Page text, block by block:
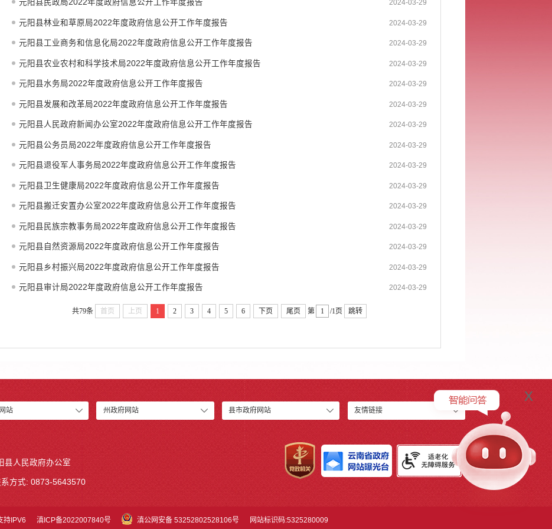
元阳县民政局2022年度政府信息公开工作年度报告 2024-03-29
元阳县林业和草原局2022年度政府信息公开工作年度报告 2024-03-29
元阳县工业商务和信息化局2022年度政府信息公开工作年度报告 2024-03-29
元阳县农业农村和科学技术局2022年度政府信息公开工作年度报告 2024-03-29
元阳县水务局2022年度政府信息公开工作年度报告 2024-03-29
元阳县发展和改革局2022年度政府信息公开工作年度报告 2024-03-29
元阳县人民政府新闻办公室2022年度政府信息公开工作年度报告 2024-03-29
元阳县公务员局2022年度政府信息公开工作年度报告 2024-03-29
元阳县退役军人事务局2022年度政府信息公开工作年度报告 2024-03-29
元阳县卫生健康局2022年度政府信息公开工作年度报告 2024-03-29
元阳县搬迁安置办公室2022年度政府信息公开工作年度报告 2024-03-29
元阳县民族宗教事务局2022年度政府信息公开工作年度报告 2024-03-29
元阳县自然资源局2022年度政府信息公开工作年度报告 2024-03-29
元阳县乡村振兴局2022年度政府信息公开工作年度报告 2024-03-29
元阳县审计局2022年度政府信息公开工作年度报告 2024-03-29
共79条 首页 上页 1 2 3 4 5 6 下页 尾页 第 /1页 跳转
站 州政府网站 县市政府网站 友情链接
x
县人民政府办公室
方式: 0873-5643570
持IPV6 滇ICP备2022007840号 滇公网安备 53252802528106号 网站标识码:5325280009